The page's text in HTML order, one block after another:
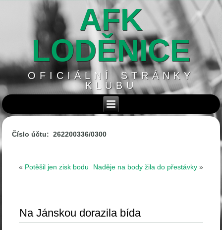
AFK
LODĚNICE
OFICIÁLNÍ STRÁNKY
KLUBU
Číslo účtu: 262200336/0300
« Potěšil jen zisk bodu Naděje na body žila do přestávky»
Na Jánskou dorazila bída